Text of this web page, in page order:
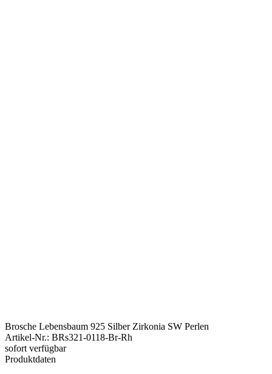
Brosche Lebensbaum 925 Silber Zirkonia SW Perlen
Artikel-Nr.: BRs321-0118-Br-Rh
sofort verfügbar
Produktdaten